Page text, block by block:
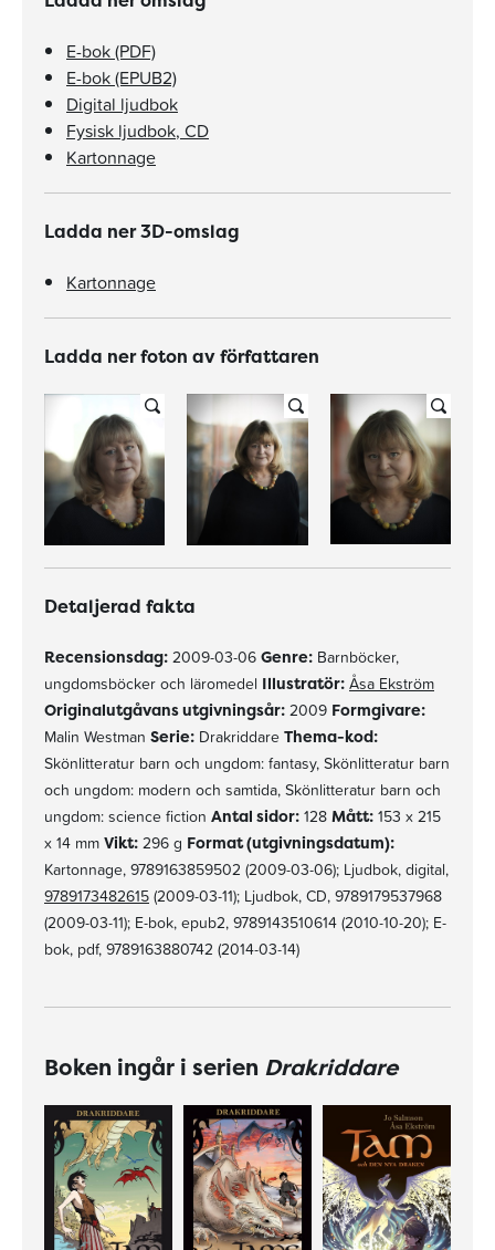
E-bok (PDF)
E-bok (EPUB2)
Digital ljudbok
Fysisk ljudbok, CD
Kartonnage
Ladda ner 3D-omslag
Kartonnage
Ladda ner foton av författaren
Detaljerad fakta
Recensionsdag: 2009-03-06 Genre: Barnböcker,
ungdomsböcker och läromedel Illustratör: Åsa Ekström
Originalutgåvans utgivningsår: 2009 Formgivare:
Malin Westman Serie: Drakriddare Thema-kod:
Skönlitteratur barn och ungdom: fantasy, Skönlitteratur barn
och ungdom: modern och samtida, Skönlitteratur barn och
ungdom: science fiction Antal sidor: 128 Mått: 153 x 215
x 14 mm Vikt: 296 g Format (utgivningsdatum):
Kartonnage, 9789163859502 (2009-03-06); Ljudbok, digital,
9789173482615 (2009-03-11); Ljudbok, CD, 9789179537968
(2009-03-11); E-bok, epub2, 9789143510614 (2010-10-20); E-
bok, pdf, 9789163880742 (2014-03-14)
Boken ingår i serien Drakriddare